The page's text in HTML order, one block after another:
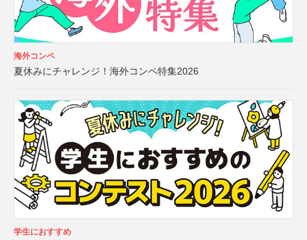
海外コンペ
夏休みにチャレンジ！海外コンペ特集2026
学生におすすめ